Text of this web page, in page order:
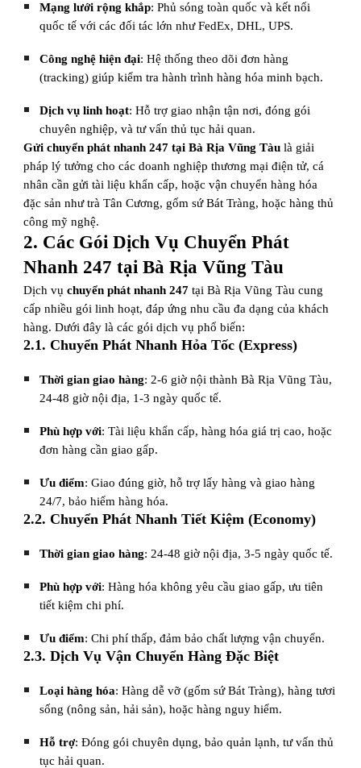
Mạng lưới rộng khắp: Phủ sóng toàn quốc và kết nối
quốc tế với các đối tác lớn như FedEx, DHL, UPS.
Công nghệ hiện đại: Hệ thống theo dõi đơn hàng
(tracking) giúp kiểm tra hành trình hàng hóa minh bạch.
Dịch vụ linh hoạt: Hỗ trợ giao nhận tận nơi, đóng gói
chuyên nghiệp, và tư vấn thủ tục hải quan.
Gửi chuyển phát nhanh 247 tại Bà Rịa Vũng Tàu là giải
pháp lý tưởng cho các doanh nghiệp thương mại điện tử, cá
nhân cần gửi tài liệu khẩn cấp, hoặc vận chuyển hàng hóa
đặc sản như trà Tân Cương, gốm sứ Bát Tràng, hoặc hàng thủ
công mỹ nghệ.
2. Các Gói Dịch Vụ Chuyển Phát
Nhanh 247 tại Bà Rịa Vũng Tàu
Dịch vụchuyển phát nhanh 247 tại Bà Rịa Vũng Tàu cung
cấp nhiều gói linh hoạt, đáp ứng nhu cầu đa dạng của khách
hàng. Dưới đây là các gói dịch vụ phổ biến:
2.1. Chuyển Phát Nhanh Hỏa Tốc (Express)
Thời gian giao hàng: 2-6 giờ nội thành Bà Rịa Vũng Tàu,
24-48 giờ nội địa, 1-3 ngày quốc tế.
Phù hợp với: Tài liệu khẩn cấp, hàng hóa giá trị cao, hoặc
đơn hàng cần giao gấp.
Ưu điểm: Giao đúng giờ, hỗ trợ lấy hàng và giao hàng
24/7, bảo hiểm hàng hóa.
2.2. Chuyển Phát Nhanh Tiết Kiệm (Economy)
Thời gian giao hàng: 24-48 giờ nội địa, 3-5 ngày quốc tế.
Phù hợp với: Hàng hóa không yêu cầu giao gấp, ưu tiên
tiết kiệm chi phí.
Ưu điểm: Chi phí thấp, đảm bảo chất lượng vận chuyển.
2.3. Dịch Vụ Vận Chuyển Hàng Đặc Biệt
Loại hàng hóa: Hàng dễ vỡ (gốm sứ Bát Tràng), hàng tươi
sống (nông sản, hải sản), hoặc hàng nguy hiểm.
Hỗ trợ: Đóng gói chuyên dụng, bảo quản lạnh, tư vấn thủ
tục hải quan.